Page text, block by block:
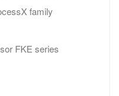
family
FKE series